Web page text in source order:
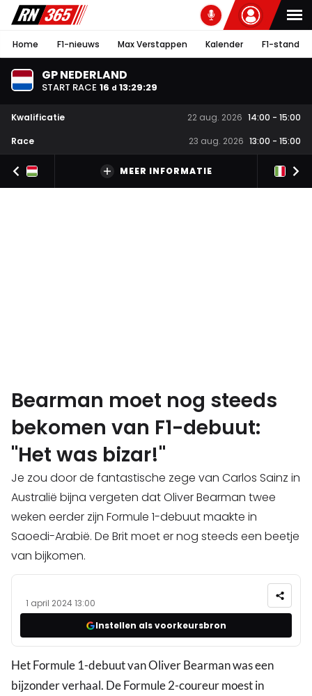
Home F1-nieuws Max Verstappen Kalender F1-stand
GP NEDERLAND
START RACE 16 d 13:29:28
Kwalificatie 22 aug. 2026 14:00 - 15:00
Race
23 aug. 2026 13:00 - 15:00
MEER INFORMATIE
Bearman moet nog steeds
bekomen van F1-debuut:
"Het was bizar!"
Je zou door de fantastische zege van Carlos Sainz in
Australië bijna vergeten dat Oliver Bearman twee
weken eerder zijn Formule 1-debuut maakte in
Saoedi-Arabië. De Brit moet er nog steeds een beetje
van bijkomen.
1 april 2024 13:00
Instellen als voorkeursbron
Het Formule 1-debuut van Oliver Bearman was een
bijzonder verhaal. De Formule 2-coureur moest in